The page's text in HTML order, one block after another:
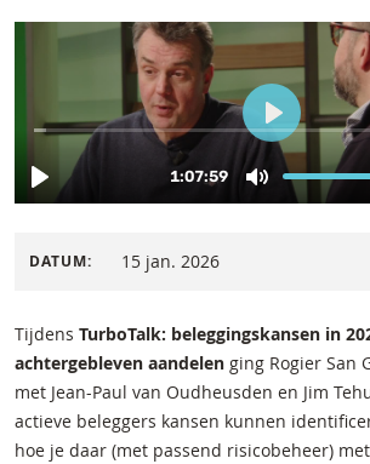
DATUM: 15 jan. 2026
Tijdens TurboTalk: beleggingskansen in
achtergebleven aandelen ging Rogier San
met Jean-Paul van Oudheusden en Jim
actieve beleggers kansen kunnen
hoe je daar (met passend risicobeheer)